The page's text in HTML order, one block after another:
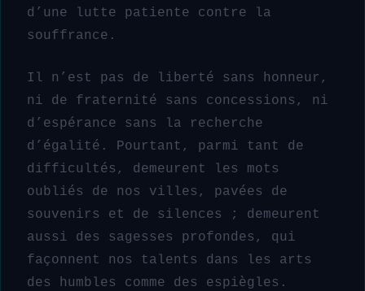
d’une lutte patiente contre la
souffrance.
Il n’est pas de liberté sans honneur,
ni de fraternité sans concessions, ni
d’espérance sans la recherche
d’égalité. Pourtant, parmi tant de
difficultés, demeurent les mots
oubliés de nos villes, pavées de
souvenirs et de silences ; demeurent
aussi des sagesses profondes, qui
façonnent nos talents dans les arts
des humbles comme des espiègles.